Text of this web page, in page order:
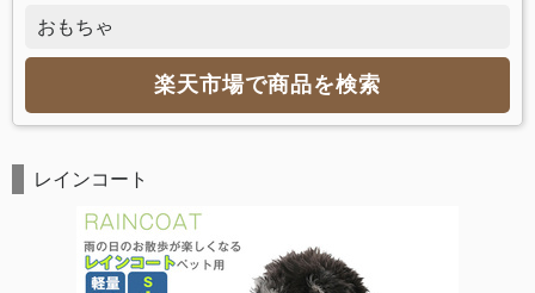
おもちゃ
楽天市場で商品を検索
レインコート